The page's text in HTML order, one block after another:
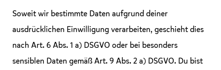
Soweit wir bestimmte Daten aufgrund deiner
ausdrücklichen Einwilligung verarbeiten, geschieht dies
nach Art. 6 Abs. 1 a) DSGVO oder bei besonders
sensiblen Daten gemäß Art. 9 Abs. 2 a) DSGVO. Du bist